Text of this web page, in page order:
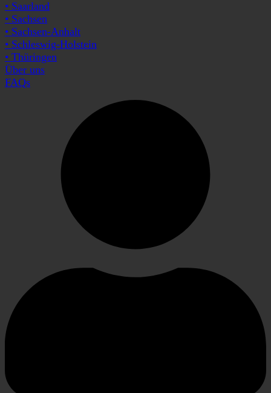
• Saarland
• Sachsen
• Sachsen-Anhalt
• Schleswig-Holstein
• Thüringen
Über uns
FAQs